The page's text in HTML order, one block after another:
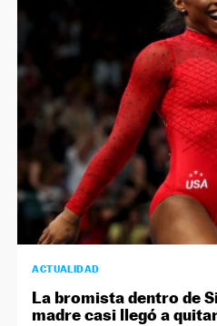
ACTUALIDAD
La bromista dentro de
madre casi llegó a